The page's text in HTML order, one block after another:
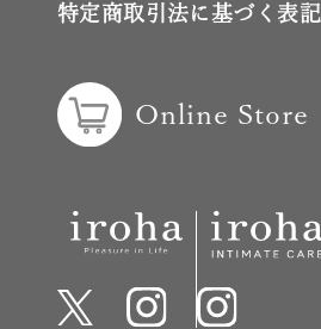
Online Store
特定商取引法に基づく表記